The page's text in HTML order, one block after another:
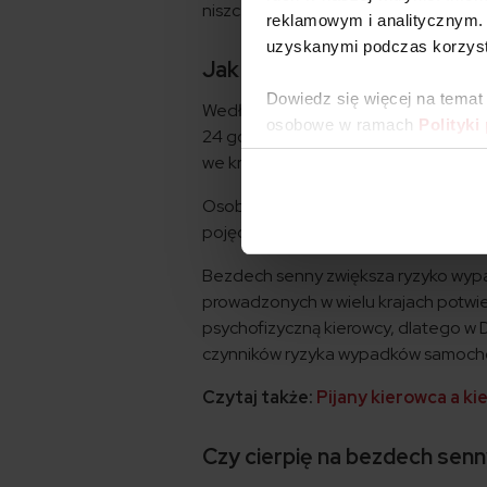
reklamowym i
uzyskanymi podczas
Dowiedz się więcej na
osobowe w ramach Polityki
niszczyć zdrowie.
Jak bezdech senny wpływa
Według badań, brak snu może
24 godziny, osłabienie jego funkcji
we krwi równym 1 promilowi.
Osoba z bezdechem może w
pojęcia. Wówczas nie pamięta
Bezdech senny zwiększa ryzyko
prowadzonych w wielu krajach
psychofizyczną kierowcy, dlatego w
czynników ryzyka wypadków
Czytaj także: Pijany kierowca a
Czy cierpię na bezdech